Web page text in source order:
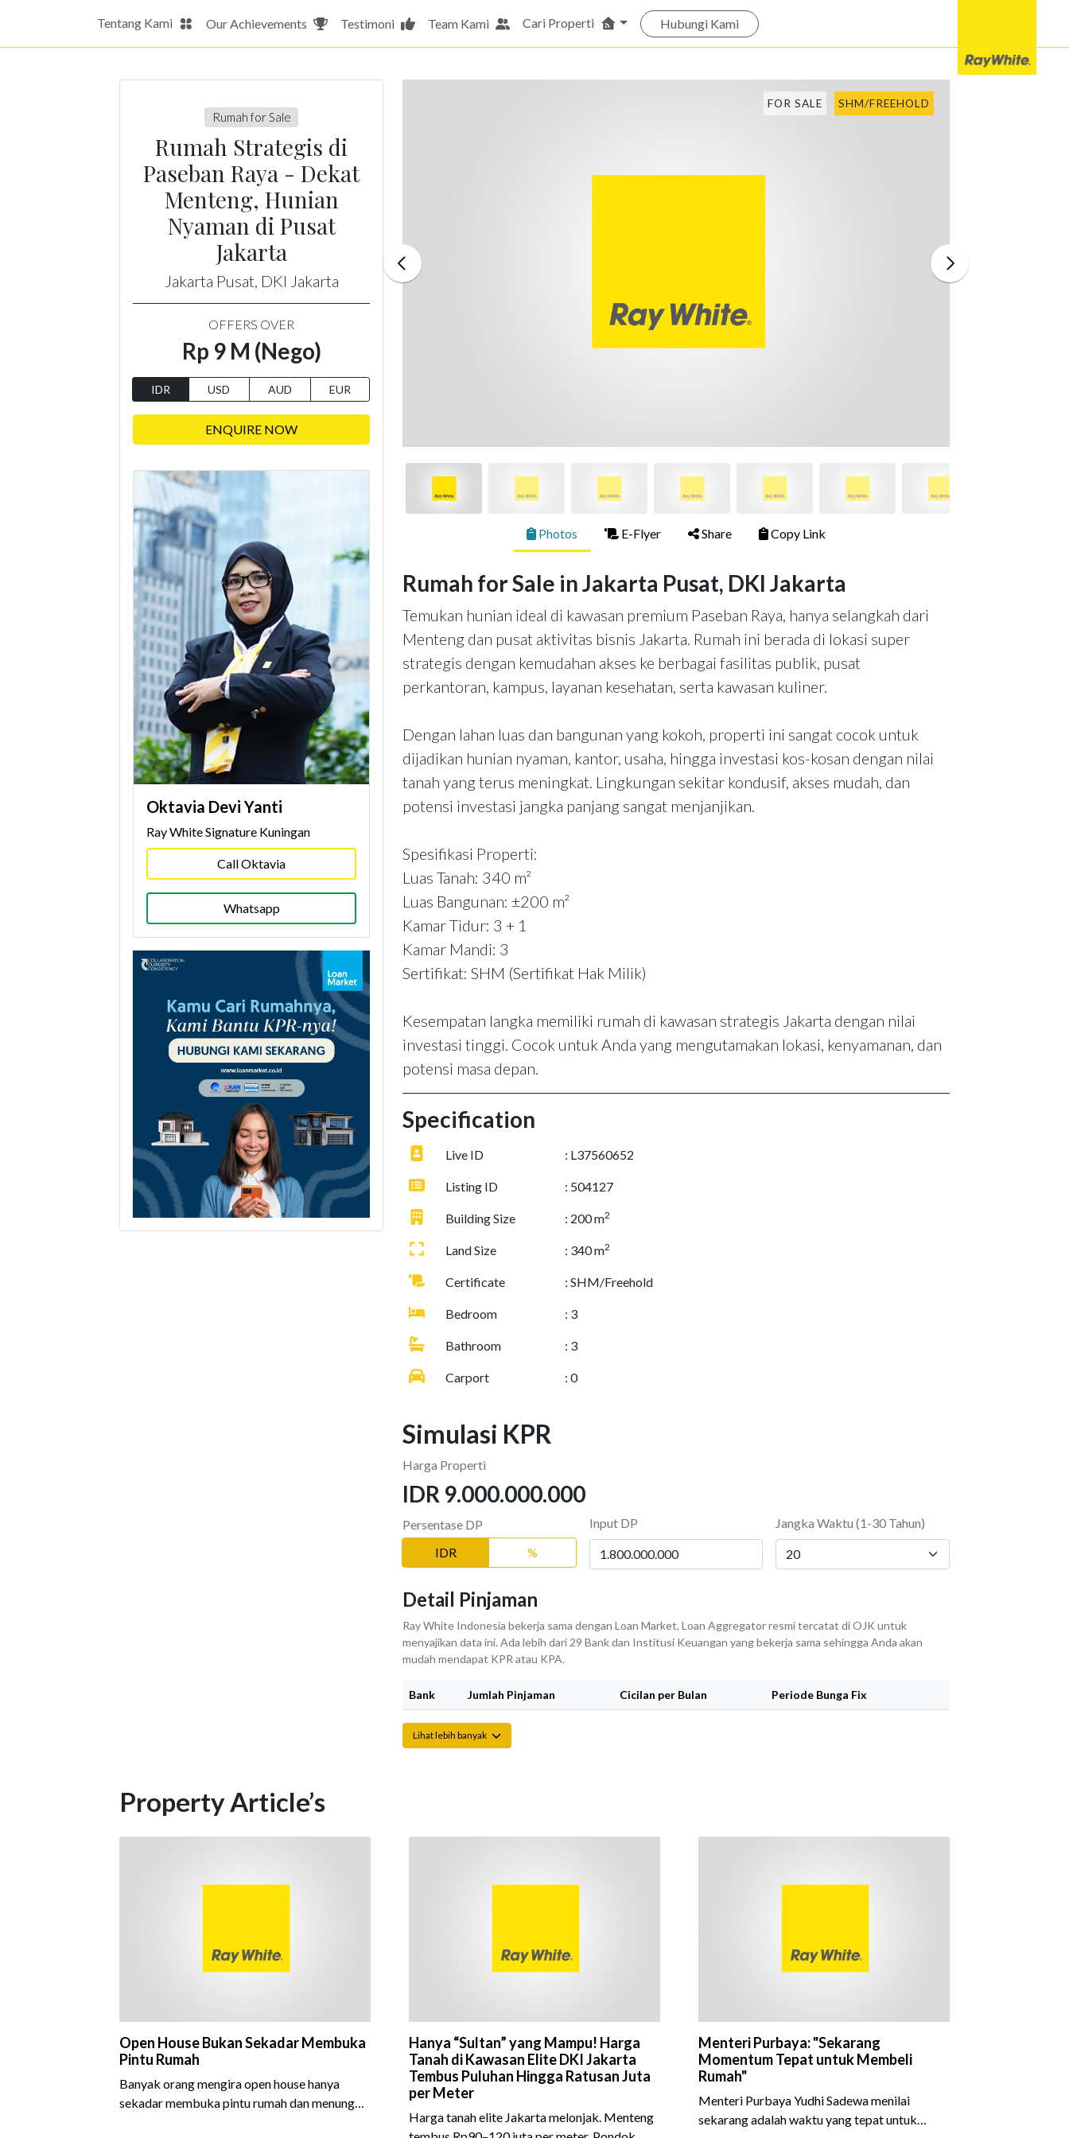
Tentang Kami Our Achievements Testimoni Team Kami Cari Properti Hubungi Kami
Rumah for Sale
Rumah Strategis di
Paseban Raya - Dekat
Menteng, Hunian
Nyaman di Pusat
Jakarta
Jakarta Pusat, DKI Jakarta
OFFERS OVER
Rp 9 M (Nego)
IDR USD AUD EUR
ENQUIRE NOW
Oktavia Devi Yanti
Ray White Signature Kuningan
Call Oktavia
Whatsapp
FOR SALE SHM/FREEHOLD
Photos E-Flyer Share Copy Link
Rumah for Sale in Jakarta Pusat, DKI Jakarta
Temukan hunian ideal di kawasan premium Paseban Raya, hanya selangkah dari
Menteng dan pusat aktivitas bisnis Jakarta. Rumah ini berada di lokasi super
strategis dengan kemudahan akses ke berbagai fasilitas publik, pusat
perkantoran, kampus, layanan kesehatan, serta kawasan kuliner.
Dengan lahan luas dan bangunan yang kokoh, properti ini sangat cocok untuk
dijadikan hunian nyaman, kantor, usaha, hingga investasi kos-kosan dengan nilai
tanah yang terus meningkat. Lingkungan sekitar kondusif, akses mudah, dan
potensi investasi jangka panjang sangat menjanjikan.
Spesifikasi Properti:
Luas Tanah: 340 m²
Luas Bangunan: ±200 m²
Kamar Tidur: 3 + 1
Kamar Mandi: 3
Sertifikat: SHM (Sertifikat Hak Milik)
Kesempatan langka memiliki rumah di kawasan strategis Jakarta dengan nilai
investasi tinggi. Cocok untuk Anda yang mengutamakan lokasi, kenyamanan, dan
potensi masa depan.
Specification
Live ID : L37560652
Listing ID : 504127
Building Size : 200 m2
Land Size : 340 m2
Certificate : SHM/Freehold
Bedroom : 3
Bathroom : 3
Carport : 0
Simulasi KPR
Harga Properti
IDR 9.000.000.000
Persentase DP
IDR
%
Input DP Jangka Waktu (1-30 Tahun)
Detail Pinjaman
Ray White Indonesia bekerja sama dengan Loan Market, Loan Aggregator resmi tercatat di OJK untuk
menyajikan data ini. Ada lebih dari 29 Bank dan Institusi Keuangan yang bekerja sama sehingga Anda akan
mudah mendapat KPR atau KPA.
Bank Jumlah Pinjaman Cicilan per Bulan Periode Bunga Fix
Lihat lebih banyak
Property Article’s
Open House Bukan Sekadar Membuka
Pintu Rumah
Banyak orang mengira open house hanya
sekadar membuka pintu rumah dan menunggu
Hanya “Sultan” yang Mampu! Harga
Tanah di Kawasan Elite DKI Jakarta
Tembus Puluhan Hingga Ratusan Juta
per Meter
Harga tanah elite Jakarta melonjak. Menteng
Menteri Purbaya: "Sekarang
Momentum Tepat untuk Membeli
Rumah"
Menteri Purbaya Yudhi Sadewa menilai
sekarang adalah waktu yang tepat untuk